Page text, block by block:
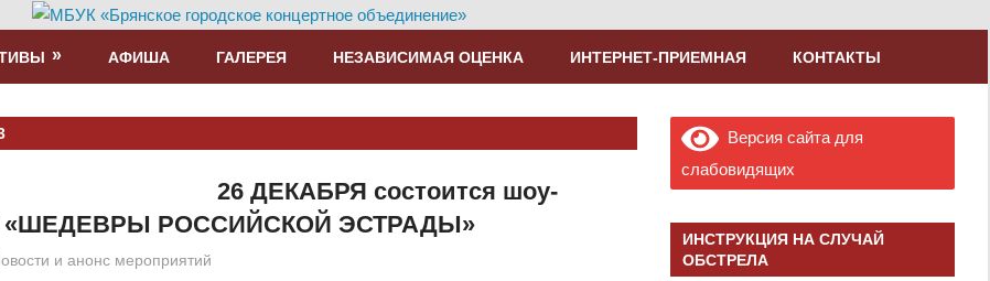
АФИША ГАЛЕРЕЯ НЕЗАВИСИМАЯ ОЦЕНКА ИНТЕРНЕТ-ПРИЕМНАЯ КОНТАКТЫ
26 ДЕКАБРЯ состоится шоу-
«ШЕДЕВРЫ РОССИЙСКОЙ ЭСТРАДЫ»
и анонс мероприятий
Версия сайта для
слабовидящих
ИНСТРУКЦИЯ НА СЛУЧАЙ
ОБСТРЕЛА